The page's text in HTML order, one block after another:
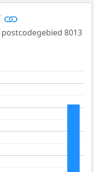
postcodegebied 8013